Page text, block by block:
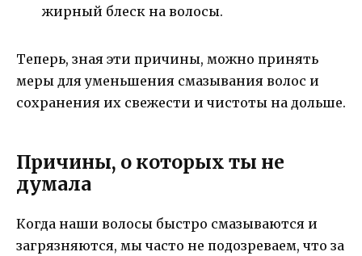
жирный блеск на волосы.
Теперь, зная эти причины, можно принять
меры для уменьшения смазывания волос и
сохранения их свежести и чистоты на дольше.
Причины, о которых ты не
думала
Когда наши волосы быстро смазываются и
загрязняются, мы часто не подозреваем, что за